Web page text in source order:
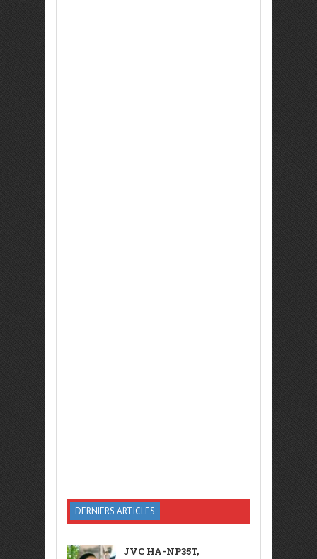
DERNIERS ARTICLES
JVC HA-NP35T,